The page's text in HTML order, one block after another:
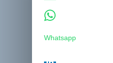
Whatsapp